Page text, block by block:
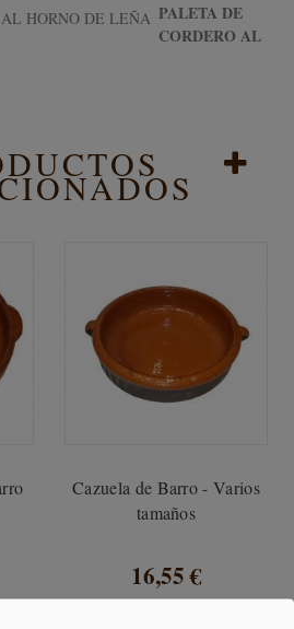
PALETA DE
CORDERO AL
Cazuela de Barro - Varios
tamaños
16,55 €